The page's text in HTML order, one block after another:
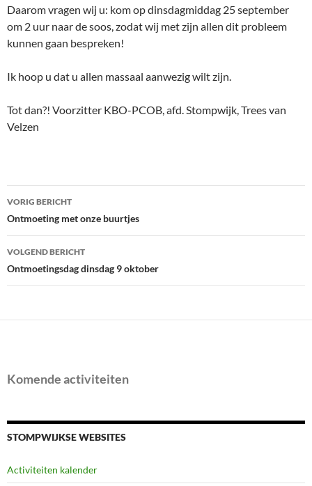
Daarom vragen wij u: kom op dinsdagmiddag 25 september
om 2 uur naar de soos, zodat wij met zijn allen dit probleem
kunnen gaan bespreken!
Ik hoop u dat u allen massaal aanwezig wilt zijn.
Tot dan?! Voorzitter KBO-PCOB, afd. Stompwijk, Trees van
Velzen
Bericht
navigatie
VORIG BERICHT
Ontmoeting met onze buurtjes
VOLGEND BERICHT
Ontmoetingsdag dinsdag 9 oktober
Komende activiteiten
STOMPWIJKSE WEBSITES
Activiteiten kalender